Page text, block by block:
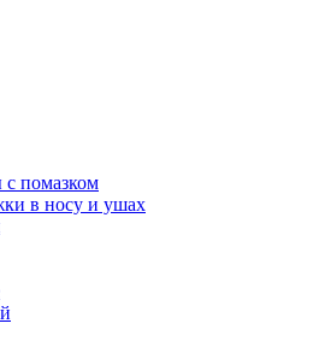
помазком
в носу и ушах